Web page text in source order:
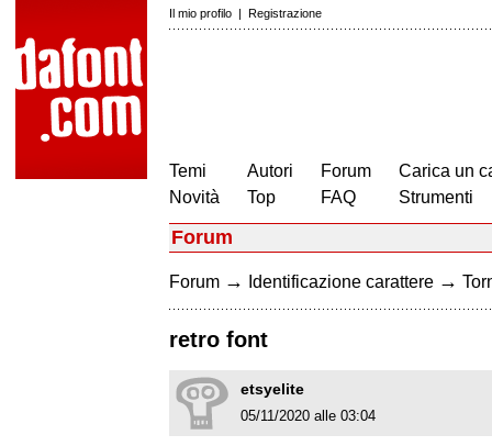
Il mio profilo | Registrazione
Temi
Novità
Autori
Top
Forum
FAQ
Carica un
Strumenti
Forum
Forum → Identificazione carattere →
retro font
etsyelite
05/11/2020 alle 03:04